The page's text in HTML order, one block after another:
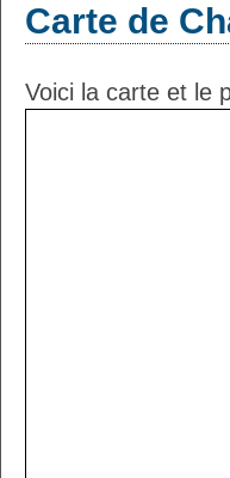
Carte de
Voici la carte et le